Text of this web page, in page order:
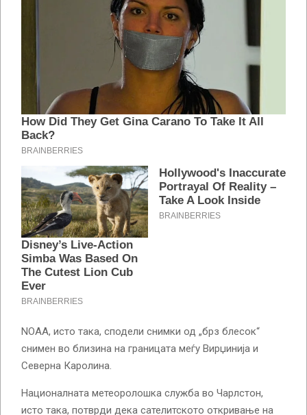
NOAA, исто така, сподели снимки од „брз блесок“
снимен во близина на границата меѓу Вирџинија и
Северна Каролина.
Националната метеоролошка служба во Чарлстон,
исто така, потврди дека сателитското откривање на